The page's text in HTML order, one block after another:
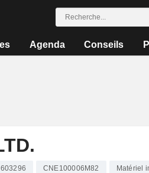
Agenda Conseils
603296 CNE100006M82 Matériel